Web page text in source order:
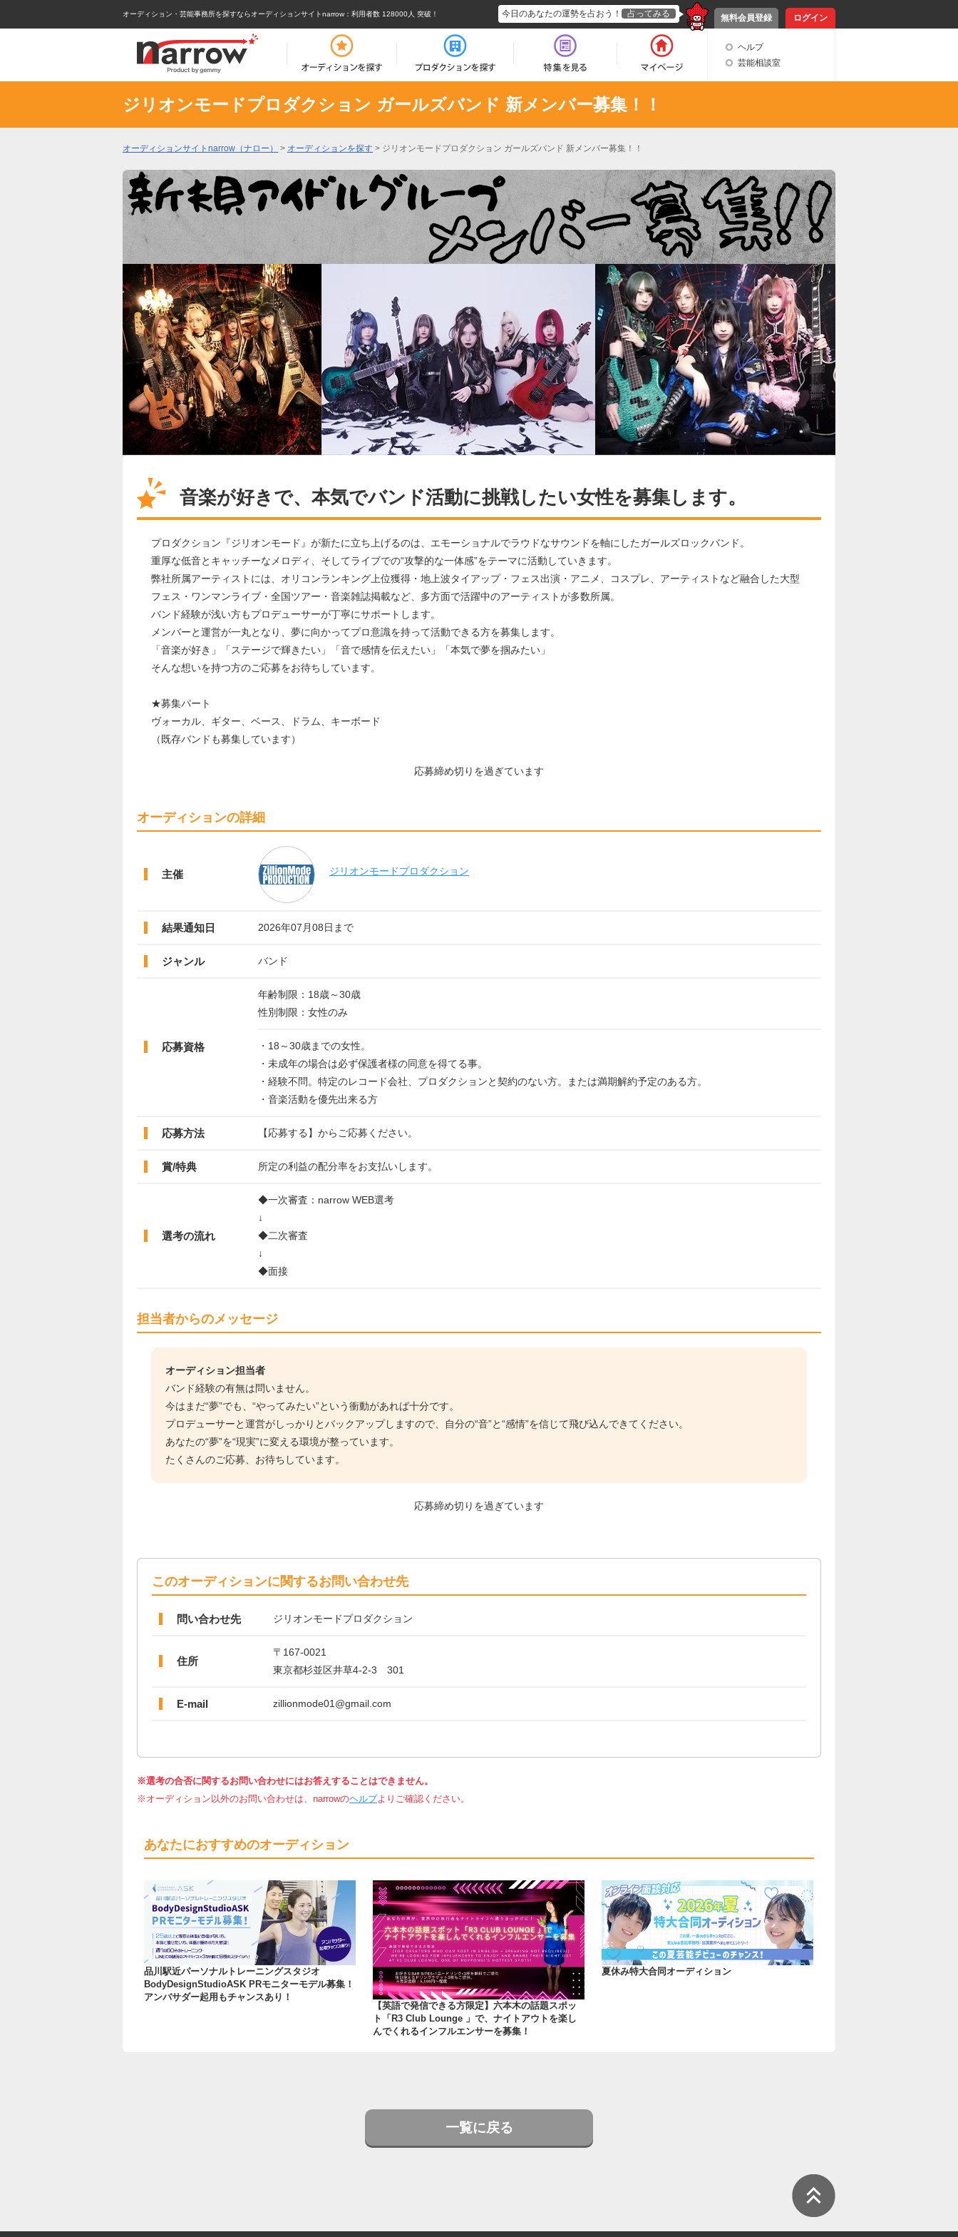
オーディション・芸能事務所を探すならオーディションサイトnarrow ：利用者数 128000人 突破！ 無料会員登録 ログイン
今日のあなたの運勢を占おう！ 占ってみる
ヘルプ
芸能相談室
ジリオンモードプロダクション ガールズバンド 新メンバー募集！！
オーディションサイトnarrow（ナロー） > オーディションを探す > ジリオンモードプロダクション ガールズバンド 新メンバー募集！！
音楽が好きで、本気でバンド活動に挑戦したい女性を募集します。
プロダクション『ジリオンモード』が新たに立ち上げるのは、エモーショナルでラウドなサウンドを軸にしたガールズロックバンド。
重厚な低音とキャッチーなメロディ、そしてライブでの“攻撃的な一体感”をテーマに活動していきます。
弊社所属アーティストには、オリコンランキング上位獲得・地上波タイアップ・フェス出演・アニメ、コスプレ、アーティストなど融合した大型
フェス・ワンマンライブ・全国ツアー・音楽雑誌掲載など、多方面で活躍中のアーティストが多数所属。
バンド経験が浅い方もプロデューサーが丁寧にサポートします。
メンバーと運営が一丸となり、夢に向かってプロ意識を持って活動できる方を募集します。
「音楽が好き」「ステージで輝きたい」「音で感情を伝えたい」「本気で夢を掴みたい」
そんな想いを持つ方のご応募をお待ちしています。
★募集パート
ヴォーカル、ギター、ベース、ドラム、キーボード
（既存バンドも募集しています）
応募締め切りを過ぎています
オーディションの詳細
主催 ジリオンモードプロダクション
結果通知日 2026年07月08日まで
ジャンル バンド
応募資格
年齢制限：18歳～30歳
性別制限：女性のみ
・18～30歳までの女性。
・未成年の場合は必ず保護者様の同意を得てる事。
・経験不問。特定のレコード会社、プロダクションと契約のない方。または満期解約予定のある方。
・音楽活動を優先出来る方​
応募方法 【応募する】からご応募ください。
賞/特典 所定の利益の配分率をお支払いします。
選考の流れ
◆一次審査：narrow WEB選考
↓
◆二次審査
↓
◆面接
担当者からのメッセージ
オーディション担当者
バンド経験の有無は問いません。
今はまだ“夢”でも、“やってみたい”という衝動があれば十分です。
プロデューサーと運営がしっかりとバックアップしますので、自分の“音”と“感情”を信じて飛び込んできてください。
あなたの“夢”を“現実”に変える環境が整っています。
たくさんのご応募、お待ちしています。
応募締め切りを過ぎています
このオーディションに関するお問い合わせ先
問い合わせ先 ジリオンモードプロダクション
住所
〒167-0021
東京都杉並区井草4-2-3 301
E-mail zillionmode01@gmail.com
※選考の合否に関するお問い合わせにはお答えすることはできません。
※オーディション以外のお問い合わせは、narrowのヘルプよりご確認ください。
あなたにおすすめのオーディション
品川駅近パーソナルトレーニングスタジオ
BodyDesignStudioASK PRモニターモデル募集！
アンバサダー起用もチャンスあり！
【英語で発信できる方限定】六本木の話題スポッ
ト「R3 Club Lounge 」で、ナイトアウトを楽し
んでくれるインフルエンサーを募集！
夏休み特大合同オーディション
一覧に戻る